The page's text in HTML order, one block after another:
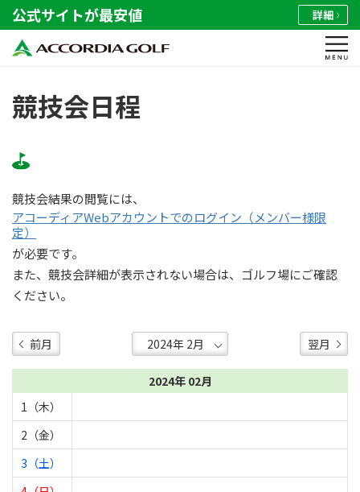
公式サイトが最安値 詳細
競技会日程
競技会結果の閲覧には、
アコーディアWebアカウントでのログイン（メンバー様限
定）
が必要です。
また、競技会詳細が表示されない場合は、ゴルフ場にご確認
ください。
前月 翌月
2024年 02月
1（木）
2（金）
3（土）